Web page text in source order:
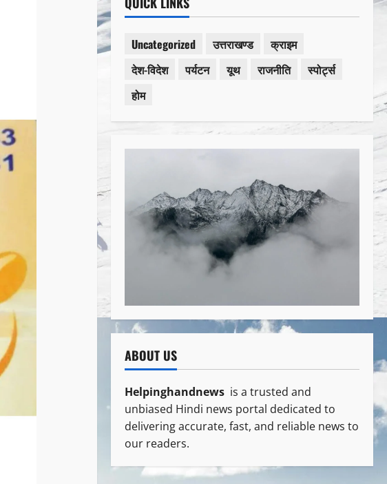
Uncategorized उत्तराखण्ड
क्राइम
देश-विदेश
पर्यटन यूथ राजनीति
स्पोर्ट्स
होम
ABOUT US
Helpinghandnews is a trusted and
unbiased Hindi news portal dedicated to
delivering accurate, fast, and reliable news to
our readers.